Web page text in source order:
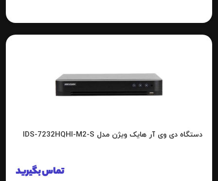
دستگاه دی وی آر هایک ویژن مدل IDS-7232HQHI-M2-S
تماس بگیرید